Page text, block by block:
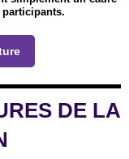
participants.
DE LA